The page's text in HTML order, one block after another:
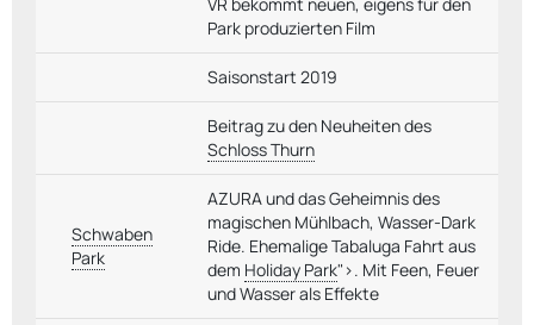
Park produzierten Film
Saisonstart 2019
Beitrag zu den Neuheiten des
Schloss Thurn
Schwaben
Park
AZURA und das Geheimnis des
magischen Mühlbach, Wasser-Dark
Ride. Ehemalige Tabaluga Fahrt aus
dem Holiday Park">. Mit Feen, Feuer
und Wasser als Effekte